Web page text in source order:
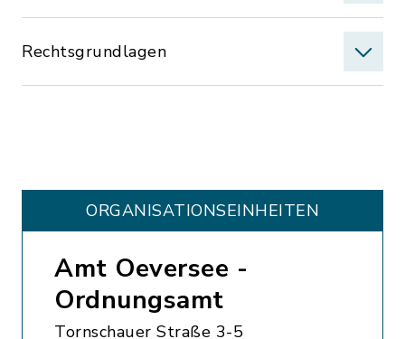
Rechtsgrundlagen
ORGANISATIONS­EINHEITEN
Amt Oeversee -
Ordnungsamt
Tornschauer Straße 3-5